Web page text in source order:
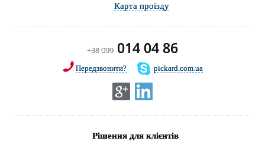
Карта проїзду
+38 099 014 04 86
Передзвонити? pickard.com.ua
Рішення для клієнтів